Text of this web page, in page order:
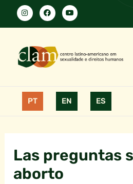
PT EN ES
Las preguntas
aborto